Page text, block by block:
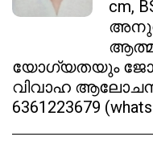
cm,
യോഗ്യതയും
വിവാഹ ആലോചന
6361223679